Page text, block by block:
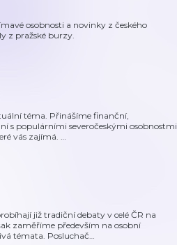
osobnosti a novinky z českého
z pražské burzy.
téma. Přinášíme finanční,
s populárními severočeskými osobnostmi
vás zajímá. …
již tradiční debaty v celé ČR na
zaměříme především na osobní
témata. Posluchač…